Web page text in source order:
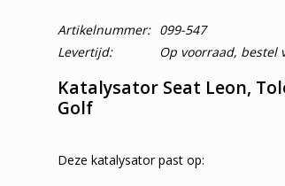
Artikelnummer:
099-547
Levertijd:
Op voorraad, bestel
Katalysator Seat Leon,
Golf
Deze katalysator past op: